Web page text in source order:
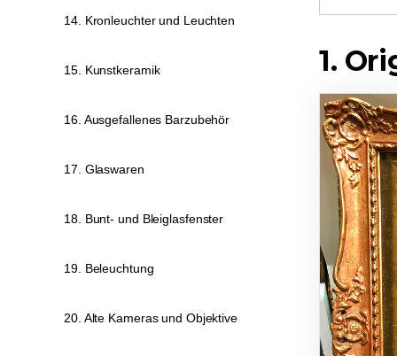
1.
14. Kronleuchter und Leuchten
15. Kunstkeramik
16. Ausgefallenes Barzubehör
17. Glaswaren
18. Bunt- und Bleiglasfenster
19. Beleuchtung
20. Alte Kameras und Objektive